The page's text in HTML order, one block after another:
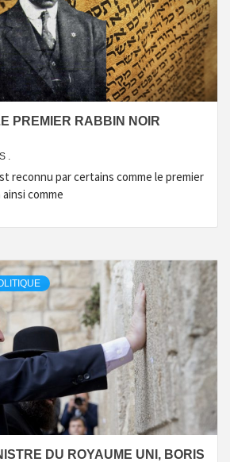
PREMIER RABBIN NOIR
.
reconnu par certains comme le premier
comme
DU ROYAUME UNI, BORIS